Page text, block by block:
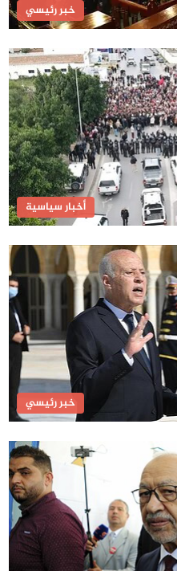
خبر رئيسي
أخبار سياسية
خبر رئيسي